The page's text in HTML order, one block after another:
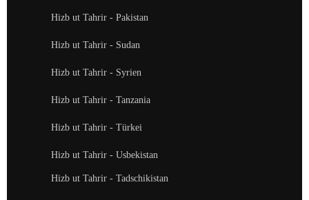
Hizb ut Tahrir - Pakistan
Hizb ut Tahrir - Sudan
Hizb ut Tahrir - Syrien
Hizb ut Tahrir - Tanzania
Hizb ut Tahrir - Türkei
Hizb ut Tahrir - Usbekistan
Hizb ut Tahrir - Tadschikistan